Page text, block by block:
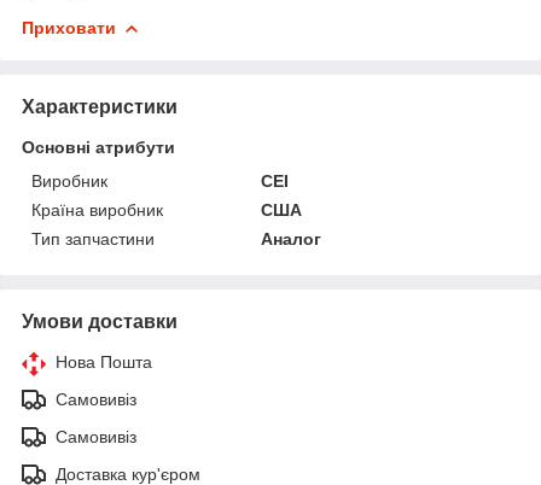
Приховати
Характеристики
Основні атрибути
Виробник
CEI
Країна виробник
США
Тип запчастини
Аналог
Умови доставки
Нова Пошта
Самовивіз
Самовивіз
Доставка кур'єром